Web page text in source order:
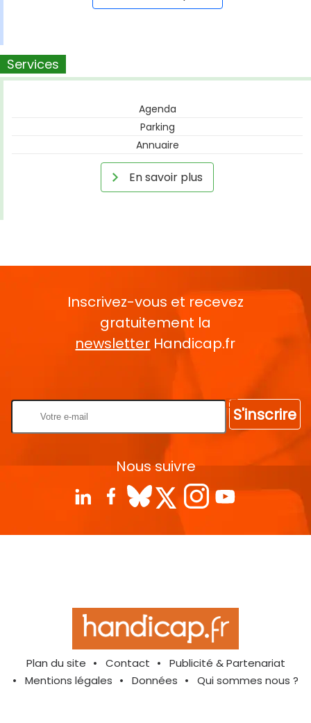
Services
Agenda
Parking
Annuaire
En savoir plus
Inscrivez-vous et recevez
gratuitement la
newsletter Handicap.fr
S'inscrire
Nous suivre
Plan du site Contact
Publicité & Partenariat
Mentions légales
Données Qui sommes nous ?